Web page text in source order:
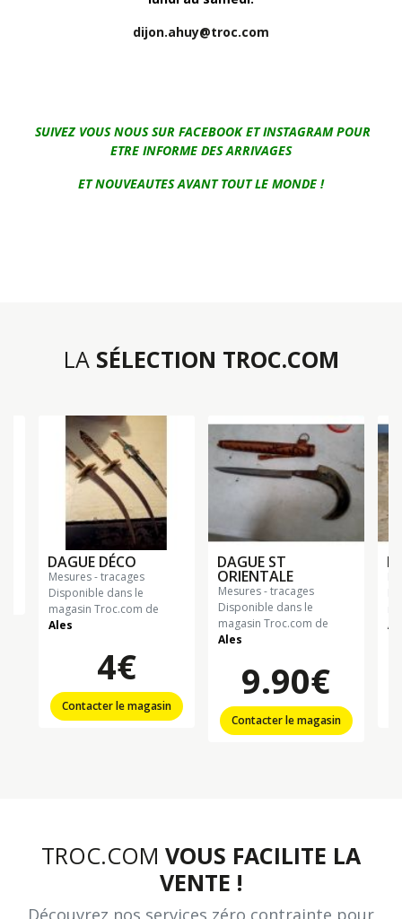
dijon.ahuy@troc.com
SUIVEZ VOUS NOUS SUR FACEBOOK ET INSTAGRAM POUR
ETRE INFORME DES ARRIVAGES
ET NOUVEAUTES AVANT TOUT LE MONDE !
LA SÉLECTION TROC.COM
DAGUE DÉCO
mesures - tracages
Disponible dans le
magasin Troc.com de
Ales
4€
Contacter le magasin
DAGUE ST
ORIENTALE
mesures - tracages
Disponible dans le
magasin Troc.com de
Ales
9.90€
Contacter le magasin
TROC.COM VOUS FACILITE LA
VENTE !